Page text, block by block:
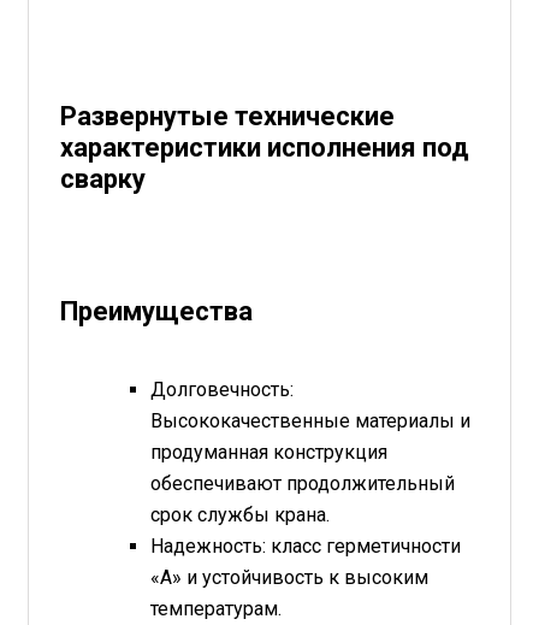
Развернутые технические
характеристики исполнения под
сварку
Преимущества
Долговечность:
Высококачественные материалы и
продуманная конструкция
обеспечивают продолжительный
срок службы крана.
Надежность: класс герметичности
«А» и устойчивость к высоким
температурам.